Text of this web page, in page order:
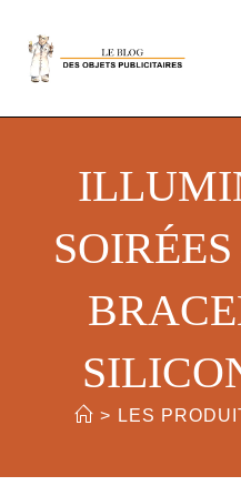
> LES